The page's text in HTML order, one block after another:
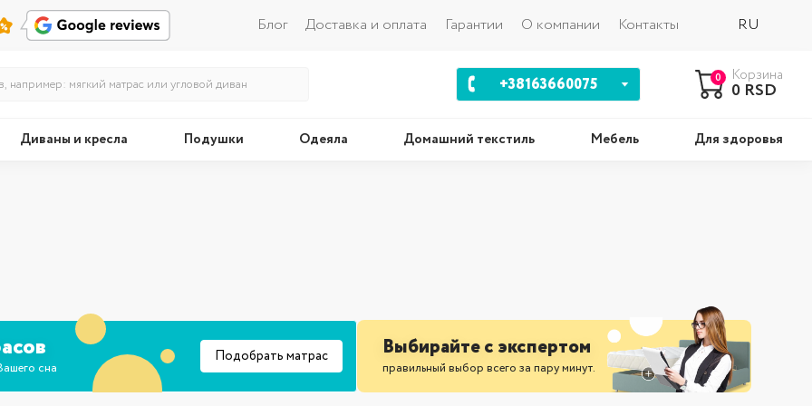
Блог Доставка и оплата Гарантии О компании Контакты RU
+38163660075 0 Корзина
0 RSD
Диваны и кресла Подушки Одеяла Домашний текстиль Мебель Для здоровья
Назад
сна
Подобрать матрас Выбирайте с экспертом
правильный выбор всего за пару минут.